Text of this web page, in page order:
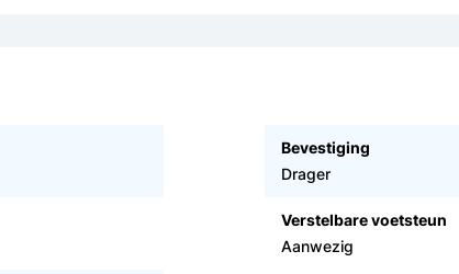
Bevestiging
Drager
Verstelbare voetsteun
Aanwezig